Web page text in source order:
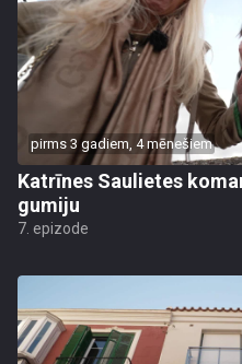
pirms 3 gadiem, 4 mēnešiem
Katrīnes Saulietes
gumiju
7. epizode